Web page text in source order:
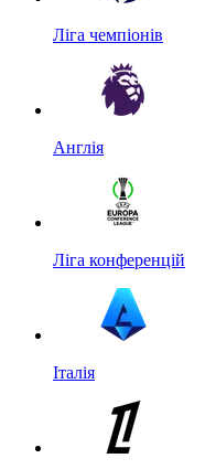
Ліга чемпіонів
Англія
Ліга конференцій
Італія